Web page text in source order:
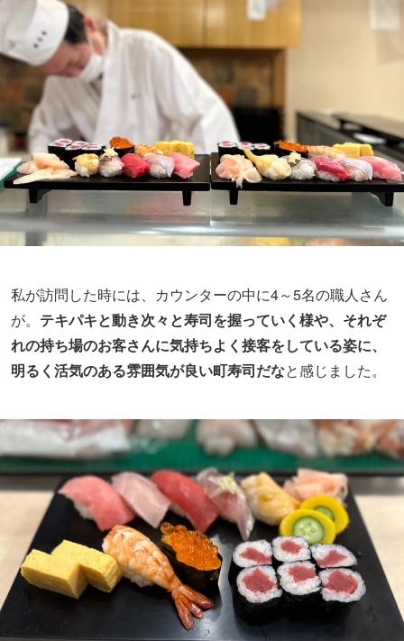
私が訪問した時には、カウンターの中に4～5名の職人さん
が。 テキパキと動き次々と寿司を握っていく様や、それぞ
れの持ち場のお客さんに気持ちよく接客をしている姿に、
明るく活気のある雰囲気が良い町寿司だなと感じました。